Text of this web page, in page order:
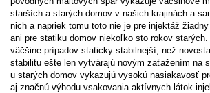
starších a starých domov v našich krajinách a
nich a napriek tomu toto nie je pre injektáž
ani pre statiku domov niekoľko sto rokov
väčšine prípadov staticky stabilnejší, než
stabilitu ešte len vytvárajú novým zaťažením na
u starých domov vykazujú vysokú nasiakavosť
aj značnú výhodu vsakovania aktívnych látok